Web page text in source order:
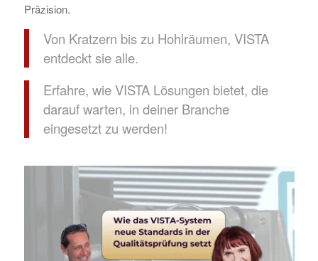
Präzision.
Von Kratzern bis zu Hohlräumen, VISTA
entdeckt sie alle.
Erfahre, wie VISTA Lösungen bietet, die
darauf warten, in deiner Branche
eingesetzt zu werden!